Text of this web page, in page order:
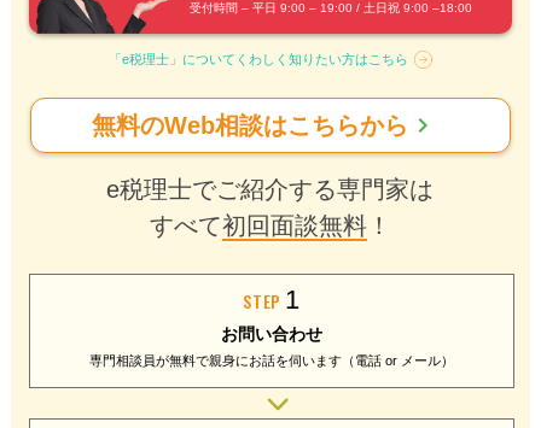
受付時間 – 平日 9:00 – 19:00 / 土日祝 9:00 –18:00
「e税理士」についてくわしく知りたい方はこちら
無料のWeb相談はこちらから chevron_right
e税理士でご紹介する専門家は
すべて初回面談無料！
STEP 1
お問い合わせ
専門相談員が無料で親身にお話を伺います（電話 or メール）